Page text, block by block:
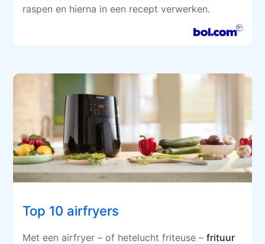
raspen en hierna in een recept verwerken.
Top 10 airfryers
Met een airfryer – of hetelucht friteuse –frituur